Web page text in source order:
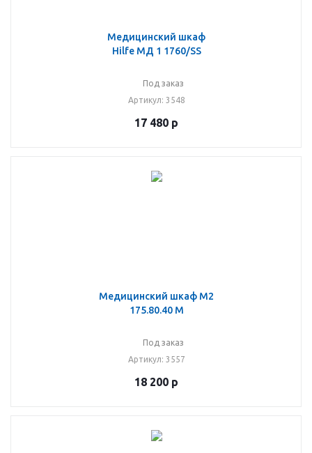
Медицинский шкаф
Hilfe МД 1 1760/SS
Под заказ
Артикул: 3548
17 480 р
Медицинский шкаф М2
175.80.40 М
Под заказ
Артикул: 3557
18 200 р